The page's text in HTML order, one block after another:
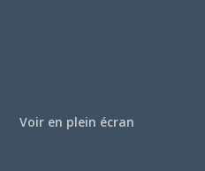
Voir en plein écran